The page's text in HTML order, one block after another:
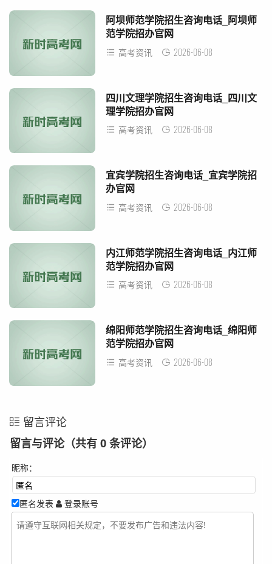
阿坝师范学院招生咨询电话_阿坝师
范学院招办官网
高考资讯 2026-06-08
四川文理学院招生咨询电话_四川文
理学院招办官网
高考资讯 2026-06-08
宜宾学院招生咨询电话_宜宾学院招
办官网
高考资讯 2026-06-08
内江师范学院招生咨询电话_内江师
范学院招办官网
高考资讯 2026-06-08
绵阳师范学院招生咨询电话_绵阳师
范学院招办官网
高考资讯 2026-06-08
留言评论
留言与评论（共有 0 条评论）
昵称：
匿名发表 登录账号